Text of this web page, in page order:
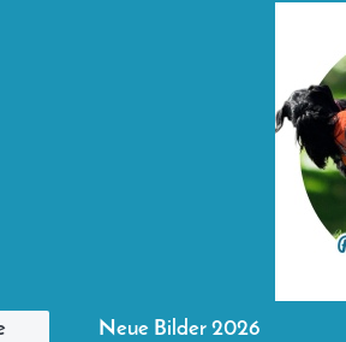
Neue Bilder 2026